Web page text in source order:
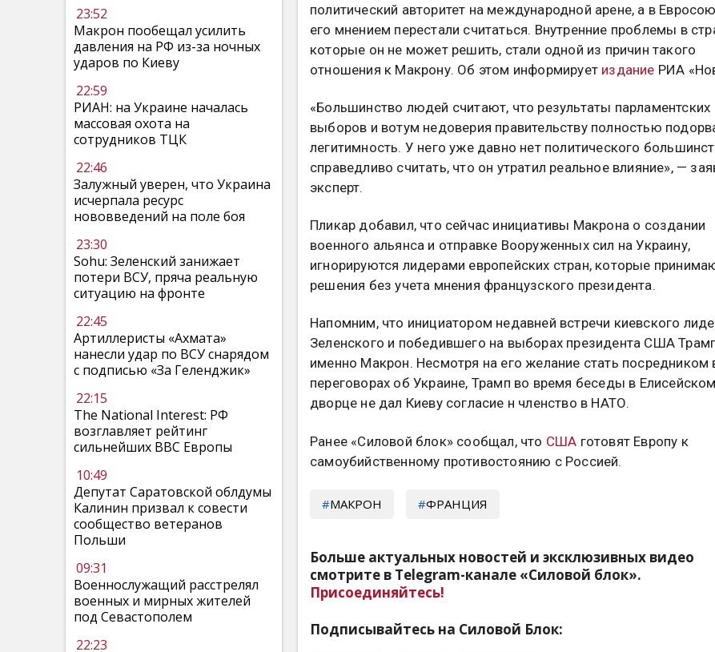
23:52
Макрон пообещал усилить
давления на РФ из-за ночных
ударов по Киеву
22:59
РИАН: на Украине началась
массовая охота на
сотрудников ТЦК
22:46
Залужный уверен, что Украина
исчерпала ресурс
нововведений на поле боя
23:30
Sohu: Зеленский занижает
потери ВСУ, пряча реальную
ситуацию на фронте
22:45
Артиллеристы «Ахмата»
нанесли удар по ВСУ снарядом
с подписью «За Геленджик»
22:15
The National Interest: РФ
возглавляет рейтинг
сильнейших ВВС Европы
10:49
Депутат Саратовской облдумы
Калинин призвал к совести
сообщество ветеранов
Польши
09:31
Военнослужащий расстрелял
военных и мирных жителей
под Севастополем
22:23
политический авторитет на международной арене, а в
его мнением перестали считаться. Внутренние проблемы в
которые он не может решить, стали одной из причин такого
отношения к Макрону. Об этом информирует издание РИА
«Большинство людей считают, что результаты парламентских
выборов и вотум недоверия правительству полностью
легитимность. У него уже давно нет политического
справедливо считать, что он утратил реальное влияние», —
эксперт.
Пликар добавил, что сейчас инициативы Макрона о создании
военного альянса и отправке Вооруженных сил на Украину,
игнорируются лидерами европейских стран, которые
решения без учета мнения французского президента.
Напомним, что инициатором недавней встречи киевского
Зеленского и победившего на выборах президента США
именно Макрон. Несмотря на его желание стать посредником
переговорах об Украине, Трамп во время беседы в Елисейском
дворце не дал Киеву согласие н членство в НАТО.
Ранее «Силовой блок» сообщал, что США готовят Европу к
самоубийственному противостоянию с Россией.
МАКРОН ФРАНЦИЯ
Больше актуальных новостей и эксклюзивных видео
смотрите в Telegram-канале «Силовой блок».
Присоединяйтесь!
Подписывайтесь на Силовой Блок: